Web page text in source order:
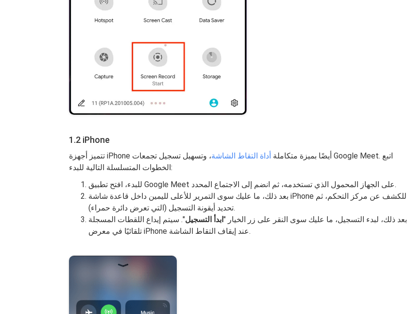
1.2 iPhone
تتميز أجهزة iPhone أيضًا بميزة متكاملة أداة التقاط الشاشة، وتسهيل تسجيل تجمعات Google Meet. اتبع
الخطوات المتسلسلة التالية للبدء:
للبدء، افتح تطبيق Google Meet على الجهاز المحمول الذي تستخدمه، ثم انضم إلى الاجتماع المحدد.
بعد ذلك، ما عليك سوى التمرير للأعلى لليمين داخل قاعدة شاشة iPhone للكشف عن مركز التحكم، ثم
تحديد أيقونة التسجيل (التي تعرض دائرة حمراء).
بعد ذلك، لبدء التسجيل، ما عليك سوى النقر على زر الخيار "ابدأ التسجيل". سيتم إيداع اللقطات المسجلة
تلقائيًا في معرض iPhone عند إيقاف التقاط الشاشة.